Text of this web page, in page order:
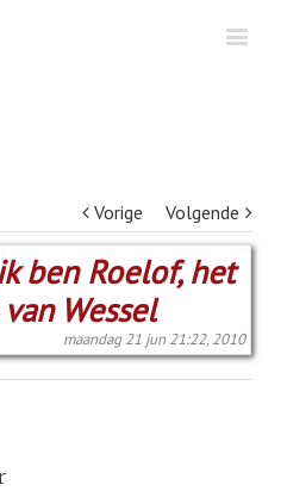
Vorige Volgende
ben Roelof, het
Wessel
maandag 21 jun 21:22, 2010